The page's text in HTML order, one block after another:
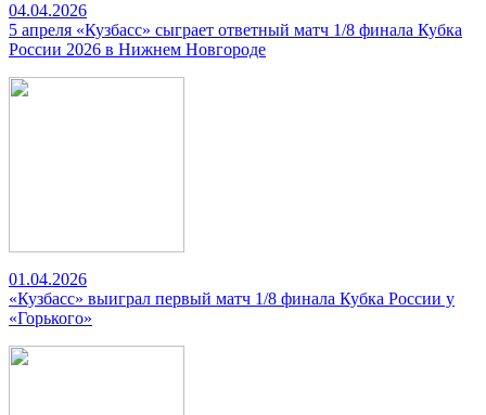
04.04.2026
5 апреля «Кузбасс» сыграет ответный матч 1/8 финала Кубка
России 2026 в Нижнем Новгороде
01.04.2026
«Кузбасс» выиграл первый матч 1/8 финала Кубка России у
«Горького»